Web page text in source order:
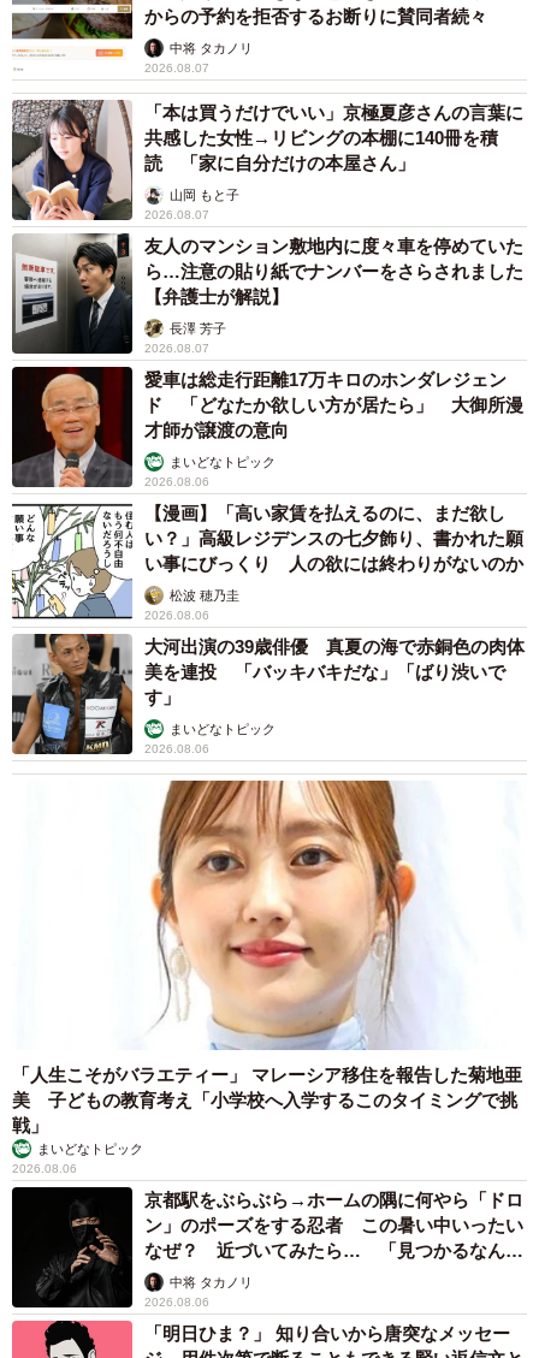
からの予約を拒否するお断りに賛同者続々
中将 タカノリ
2026.08.07
「本は買うだけでいい」京極夏彦さんの言葉に
共感した女性→リビングの本棚に140冊を積
読 「家に自分だけの本屋さん」
山岡 もと子
2026.08.07
友人のマンション敷地内に度々車を停めていた
ら…注意の貼り紙でナンバーをさらされました
【弁護士が解説】
長澤 芳子
2026.08.07
愛車は総走行距離17万キロのホンダレジェン
ド 「どなたか欲しい方が居たら」 大御所漫
才師が譲渡の意向
まいどなトピック
2026.08.06
【漫画】「高い家賃を払えるのに、まだ欲し
い？」高級レジデンスの七夕飾り、書かれた願
い事にびっくり 人の欲には終わりがないのか
松波 穂乃圭
2026.08.06
大河出演の39歳俳優 真夏の海で赤銅色の肉体
美を連投 「バッキバキだな」「ばり渋いで
す」
まいどなトピック
2026.08.06
「人生こそがバラエティー」 マレーシア移住を報告した菊地亜
美 子どもの教育考え「小学校へ入学するこのタイミングで挑
戦」
まいどなトピック
2026.08.06
京都駅をぶらぶら→ホームの隅に何やら「ドロ
ン」のポーズをする忍者 この暑い中いったい
なぜ？ 近づいてみたら… 「見つかるなんて
未熟」中将 タカノリ
2026.08.06
「明日ひま？」 知り合いから唐突なメッセー